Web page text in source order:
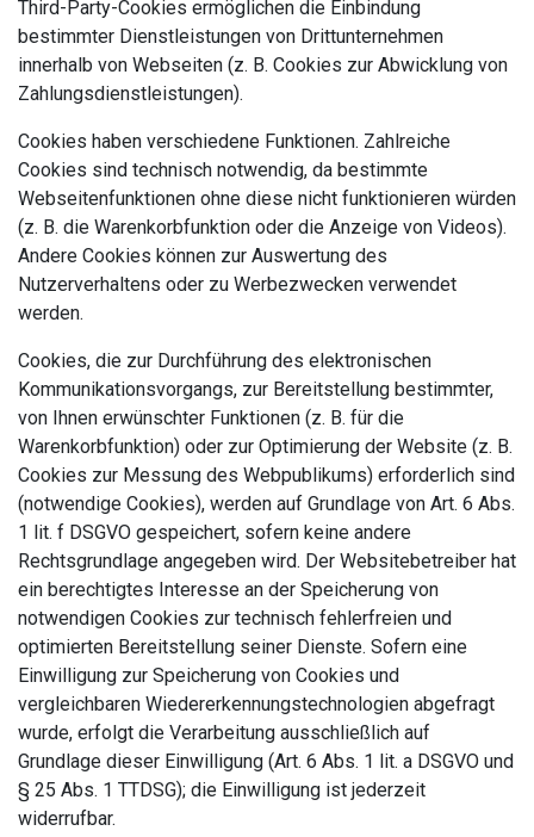
Third-Party-Cookies ermöglichen die Einbindung
bestimmter Dienstleistungen von Drittunternehmen
innerhalb von Webseiten (z. B. Cookies zur Abwicklung von
Zahlungsdienstleistungen).
Cookies haben verschiedene Funktionen. Zahlreiche
Cookies sind technisch notwendig, da bestimmte
Webseitenfunktionen ohne diese nicht funktionieren würden
(z. B. die Warenkorbfunktion oder die Anzeige von Videos).
Andere Cookies können zur Auswertung des
Nutzerverhaltens oder zu Werbezwecken verwendet
werden.
Cookies, die zur Durchführung des elektronischen
Kommunikationsvorgangs, zur Bereitstellung bestimmter,
von Ihnen erwünschter Funktionen (z. B. für die
Warenkorbfunktion) oder zur Optimierung der Website (z. B.
Cookies zur Messung des Webpublikums) erforderlich sind
(notwendige Cookies), werden auf Grundlage von Art. 6 Abs.
1 lit. f DSGVO gespeichert, sofern keine andere
Rechtsgrundlage angegeben wird. Der Websitebetreiber hat
ein berechtigtes Interesse an der Speicherung von
notwendigen Cookies zur technisch fehlerfreien und
optimierten Bereitstellung seiner Dienste. Sofern eine
Einwilligung zur Speicherung von Cookies und
vergleichbaren Wiedererkennungstechnologien abgefragt
wurde, erfolgt die Verarbeitung ausschließlich auf
Grundlage dieser Einwilligung (Art. 6 Abs. 1 lit. a DSGVO und
§ 25 Abs. 1 TTDSG); die Einwilligung ist jederzeit
widerrufbar.